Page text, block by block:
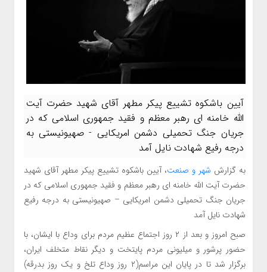
آیین باشکوه تشییع پیکر مطهر آقای شهید حضرت آیت
الله خامنه ای رهبر معظم و فقید جمهوری اسلامی که در
جریان جنگ تحمیلی دشمن امریکایی - صهیونیستی به
درجه رفیع شهادت نایل آمد
به گزارش شهر و صنعت، آیین باشکوه تشییع پیکر مطهر آقای شهید
حضرت آیت الله خامنه ای رهبر معظم و فقید جمهوری اسلامی که در
جریان جنگ تحمیلی دشمن امریکایی – صهیونیستی به درجه رفیع
شهادت نایل آمد
صبح امروز و بعد از ۲ روز اجتماع عظیم مردم برای وداع با ایشان، با
حضور پرشور و میلیونی مردم پایتخت و دیگر نقاط متخلف ایران،
برگزار شد تا در پایان این مراسم(۲ روز وداع تلخ و یک روز بدرقه)